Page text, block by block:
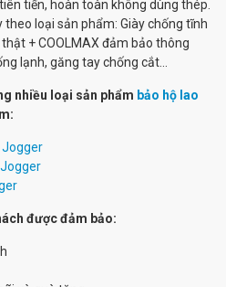
tiến, hoàn toàn không dùng thép.
loại sản phẩm: Giày chống tĩnh
+ COOLMAX đảm bảo thông
lạnh, găng tay chống cắt...
nhiều loại sản phẩm bảo hộ lao
Jogger
được đảm bảo: